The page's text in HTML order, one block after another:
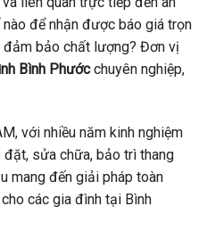
để nhận được báo giá trọn
bảo chất lượng? Đơn vị
Bình Phướcchuyên nghiệp,
với nhiều năm kinh nghiệm
sửa chữa, bảo trì thang
mang đến giải pháp toàn
các gia đình tại Bình